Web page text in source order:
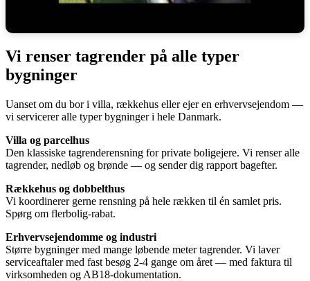
Vi renser tagrender på alle typer
bygninger
Uanset om du bor i villa, rækkehus eller ejer en erhvervsejendom —
vi servicerer alle typer bygninger i hele Danmark.
Villa og parcelhus
Den klassiske tagrenderensning for private boligejere. Vi renser alle
tagrender, nedløb og brønde — og sender dig rapport bagefter.
Rækkehus og dobbelthus
Vi koordinerer gerne rensning på hele rækken til én samlet pris.
Spørg om flerbolig-rabat.
Erhvervsejendomme og industri
Større bygninger med mange løbende meter tagrender. Vi laver
serviceaftaler med fast besøg 2-4 gange om året — med faktura til
virksomheden og AB18-dokumentation.